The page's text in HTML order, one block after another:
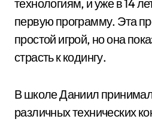
технологиям, и уже в 14
первую программу. Эта
простой игрой, но она
страсть к кодингу.
В школе Даниил
различных технических